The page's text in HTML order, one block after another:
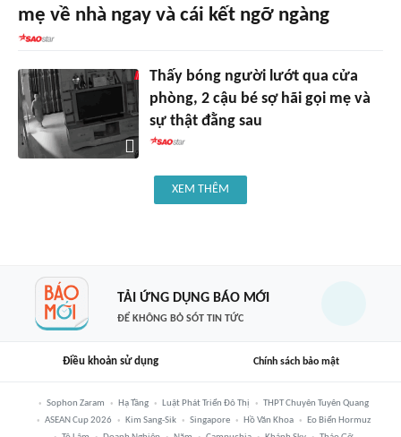
mẹ về nhà ngay và cái kết ngỡ ngàng
Thấy bóng người lướt qua cửa
phòng, 2 cậu bé sợ hãi gọi mẹ và
sự thật đằng sau
XEM THÊM
TẢI ỨNG DỤNG BÁO MỚI
ĐỂ KHÔNG BỎ SÓT TIN TỨC
Điều khoản sử dụng Chính sách bảo mật
Sophon Zaram Hạ Tầng Luật Phát Triển Đô Thị
THPT Chuyên Tuyên Quang
ASEAN Cup 2026
Kim Sang-Sik Singapore Hồ Văn Khoa
Eo Biển Hormuz